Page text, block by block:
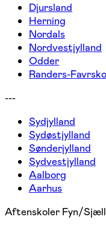
Djursland
Herning
Nordals
Nordvestjylland
Odder
Randers-
---
Sydjylland
Sydøstjylland
Sønderjylland
Sydvestjylland
Aalborg
Aarhus
Aftenskoler Fyn/